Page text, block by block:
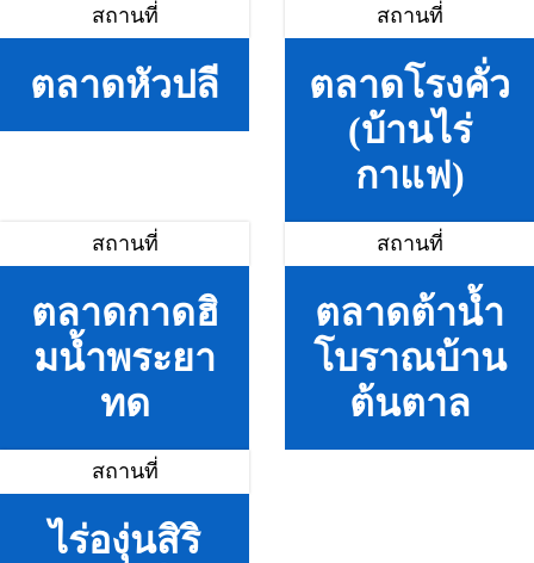
สถานที่
ตลาดหัวปลี
สถานที่
ตลาดโรงคั่ว
(บ้านไร่
กาแฟ)
สถานที่
ตลาดกาดฮิ
มน้ำพระยา
ทด
สถานที่
ตลาดต้าน้ำ
โบราณบ้าน
ต้นตาล
สถานที่
ไร่องุ่นสิริ